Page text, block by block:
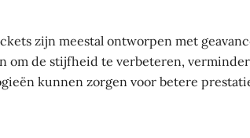
zijn meestal ontworpen met
om de stijfheid te verbeteren,
kunnen zorgen voor betere